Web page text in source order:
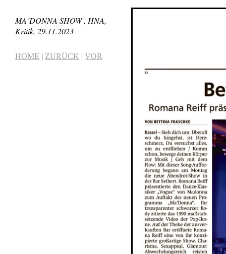
MA´DONNA SHOW , HNA,
Kritik, 29.11.2023
HOME | ZURÜCK | VOR